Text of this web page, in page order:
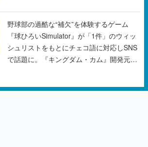
野球部の過酷な“補欠”を体験するゲーム
『球ひろいSimulator』が「1件」のウィッ
シュリストをもとにチェコ語に対応しSNS
で話題に。『キングダム・カム』開発元や